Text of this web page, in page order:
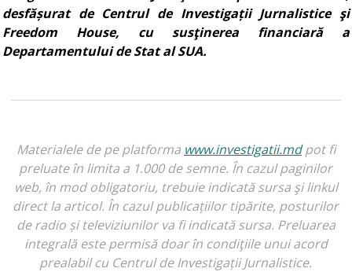
desfășurat de Centrul de Investigații Jurnalistice şi
Freedom House, cu susţinerea financiară a
Departamentului de Stat al SUA.
Materialele de pe platforma www.investigatii.mdpot fi
preluate în limita a 1.000 de semne. În cazul paginilor
web, în mod obligatoriu, trebuie indicată sursa şi linkul
direct la articol. În cazul publicațiilor tipărite, posturilor
de radio și televiziunilor va fi indicată sursa. Preluarea
integrală este permisă doar în condiţiile unui acord
prealabil cu Centrul de Investigații Jurnalistice.